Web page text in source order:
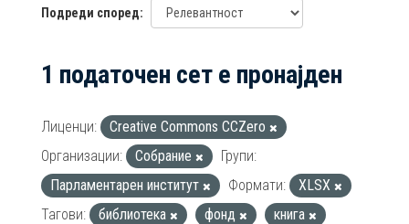
Подреди според
1 податочен сет е пронајден
Лиценци:
Creative Commons CCZero
Организации:
Собрание
Групи:
Парламентарен институт
Формати:
XLSX
Тагови:
библиотека фонд книга